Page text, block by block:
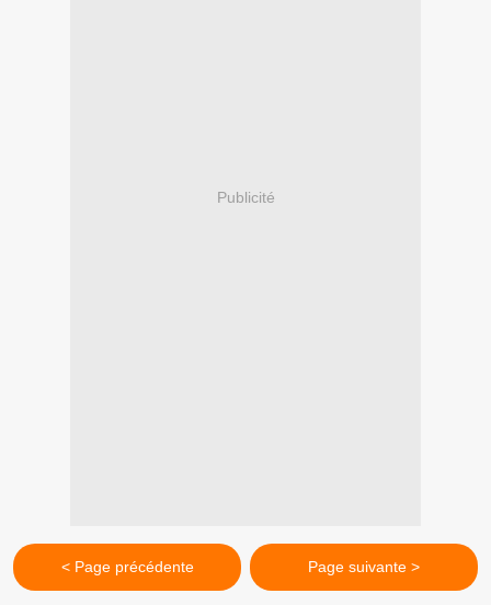
Publicité
< Page précédente Page suivante >